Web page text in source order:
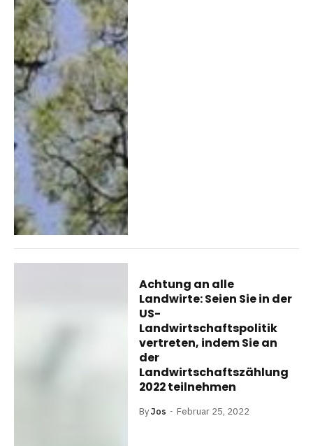
Achtung an alle
Landwirte: Seien Sie in der
US-
Landwirtschaftspolitik
vertreten, indem Sie an
der
Landwirtschaftszählung
2022 teilnehmen
ByJos Februar 25, 2022